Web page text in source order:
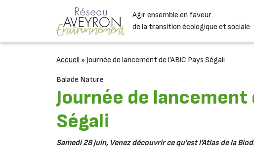
Navigation principale
Agir ensemble en faveur
de la transition écologique et sociale
Accueil » Journée de lancement de l’ABiC Pays Ségali
Balade Nature
Journée de lancement
Ségali
Samedi 28 juin, Venez découvrir ce qu'est l’Atlas de la